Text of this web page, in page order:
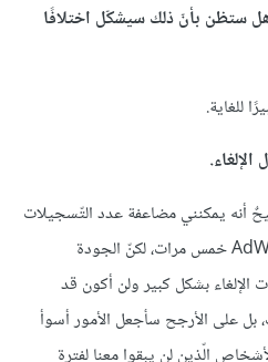
ستظن بأنّ ذلك سيشكّل اختلافًا
للغاية.
أنه يمكنني مضاعفة عدد التّسجيلات
إذا ما ضاعفت إنفاقي على AdWords خمس مرات، لكنّ الجودة
الإلغاء بشكل كبير ولن أكون قد
على الأرجح سأجعل الأمور أسوأ
الّذين لن يبقوا معنا لفترة